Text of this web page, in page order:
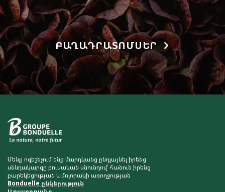
ԲԱՂԱԴՐԱՏՈՄՍԵՐ
Մենք ոգեշնչում ենք մարդկանց ընդլայնել իրենց
սննդակարգը բուսական սնունդով՝ հանուն իրենց
բարեկեցության և մոլորակի առողջության
Bonduelle ընկերություն